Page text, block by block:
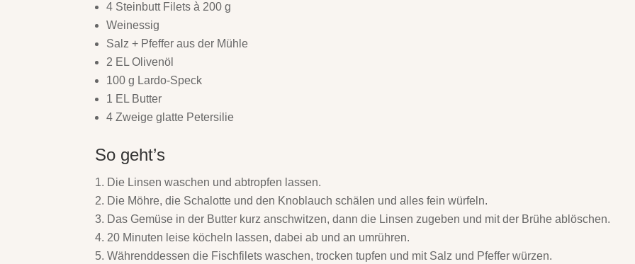
4 Steinbutt Filets à 200 g
Weinessig
Salz + Pfeffer aus der Mühle
2 EL Olivenöl
100 g Lardo-Speck
1 EL Butter
4 Zweige glatte Petersilie
So geht’s
Die Linsen waschen und abtropfen lassen.
Die Möhre, die Schalotte und den Knoblauch schälen und alles fein würfeln.
Das Gemüse in der Butter kurz anschwitzen, dann die Linsen zugeben und mit der Brühe ablöschen.
20 Minuten leise köcheln lassen, dabei ab und an umrühren.
Währenddessen die Fischfilets waschen, trocken tupfen und mit Salz und Pfeffer würzen.